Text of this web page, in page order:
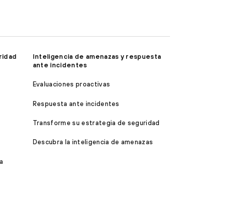
Inteligencia de amenazas y respuesta
ante incidentes
Evaluaciones proactivas
Respuesta ante incidentes
Transforme su estrategia de seguridad
Descubra la inteligencia de amenazas